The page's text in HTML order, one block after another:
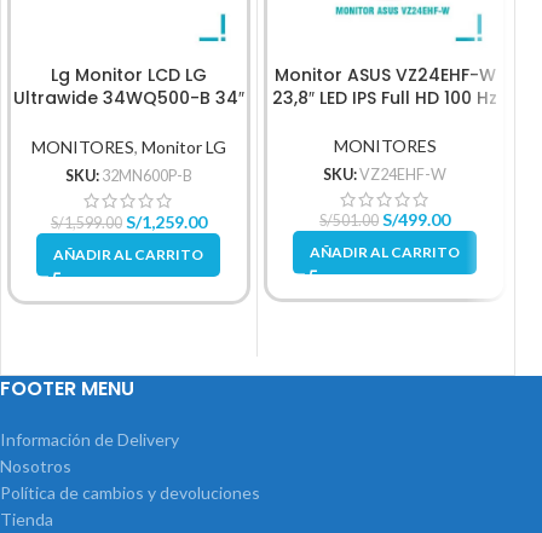
Lg Monitor LCD LG
Ultrawide 34WQ500-B 34″
MONITORES, Monitor LG
SKU: 32MN600P-B
S/1,599.00 S/1,259.00
AÑADIR AL CARRITO
Monitor ASUS VZ24EHF-W
23,8″ LED IPS Full HD 100 Hz
MONITORES
SKU:VZ24EHF-W
S/501.00 S/499.00
AÑADIR AL CARRITO
FOOTER MENU
Información de Delivery
Nosotros
Política de cambios y devoluciones
Tienda